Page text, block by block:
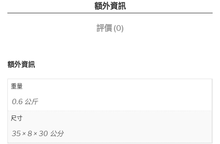
額外資訊
評價 (0)
額外資訊
重量
0.6 公斤
尺寸
35 × 8 × 30 公分